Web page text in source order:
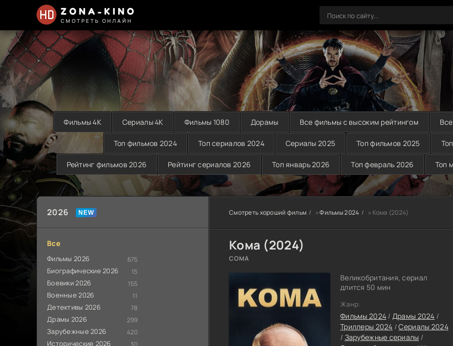
ZONA-KINO
СМОТРЕТЬ ОНЛАЙН
Фильмы 4K Сериалы 4K Фильмы 1080 Дорамы Все фильмы с высоким рейтингом
Топ фильмов 2024 Топ сериалов 2024 Сериалы 2025 Топ фильмов 2025
Рейтинг фильмов 2026 Рейтинг сериалов 2026 Топ январь 2026 Топ февраль 2026 Топ
2026
Все
Фильмы 2026 675
Биографические 2026 15
Боевики 2026 155
Военные 2026 11
Детективы 2026 78
Драмы 2026 299
Зарубежные 2026 420
Исторические 2026 30
Смотреть хороший фильм »Фильмы 2024 » Кома (2024)
Кома (2024)
COMA
Великобритания, сериал
длится 50 мин
Жанр:
Фильмы 2024 / Драмы 2024 /
Триллеры 2024 /Сериалы 2024
/ Зарубежные сериалы /